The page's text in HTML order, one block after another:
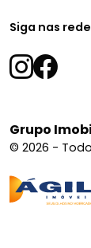
Siga nas
Grupo
© 2026 -